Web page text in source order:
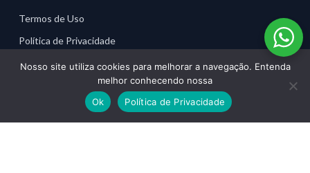
Termos de Uso
Política de Privacidade
Moodle
Nosso site utiliza cookies para melhorar a navegação. Entenda
melhor conhecendo nossa
Ok
Política de Privacidade